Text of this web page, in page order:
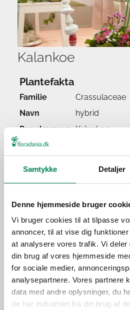
Samtykke Detaljer
Denne hjemmeside bruger
Vi bruger cookies til at tilpasse
annoncer, til at vise dig
at analysere vores trafik. Vi deler
din brug af vores hjemmeside
for sociale medier,
analysepartnere. Vores partnere
data med andre oplysninger, du
de har indsamlet fra din brug af
Kalankoe
Plantefakta
Familie
Crassulaceae
Navn
hybrid
Populærnavn Kalankoe
Lad
mellem
Ca. hver
Placering
Inde
Lysbehov
Trives bedst i
Oprindelse
Afrika
Anvendelse
Stueplante
forhold.
Sæson
Jan-Dec
Funktion
"Grønne"
Miniplanter